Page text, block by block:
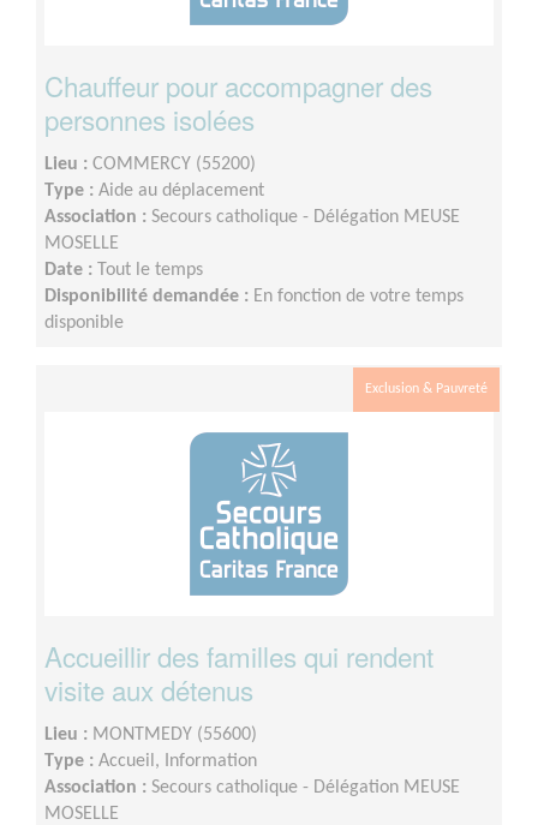
Chauffeur pour accompagner des
personnes isolées
Lieu : COMMERCY (55200)
Type : Aide au déplacement
Association : Secours catholique - Délégation MEUSE
MOSELLE
Date :
Tout le temps
Disponibilité demandée : En fonction de votre temps
disponible
Exclusion & Pauvreté
Accueillir des familles qui rendent
visite aux détenus
Lieu : MONTMEDY (55600)
Type : Accueil, Information
Association : Secours catholique - Délégation MEUSE
MOSELLE